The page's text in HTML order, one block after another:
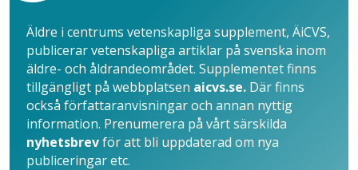
Äldre i centrums vetenskapliga supplement, ÄiCVS,
publicerar vetenskapliga artiklar på svenska inom
äldre- och åldrandeområdet. Supplementet finns
tillgängligt på webbplatsen aicvs.se. Där finns
också författaranvisningar och annan nyttig
information. Prenumerera på vårt särskilda
nyhetsbrevför att bli uppdaterad om nya
publiceringar etc.